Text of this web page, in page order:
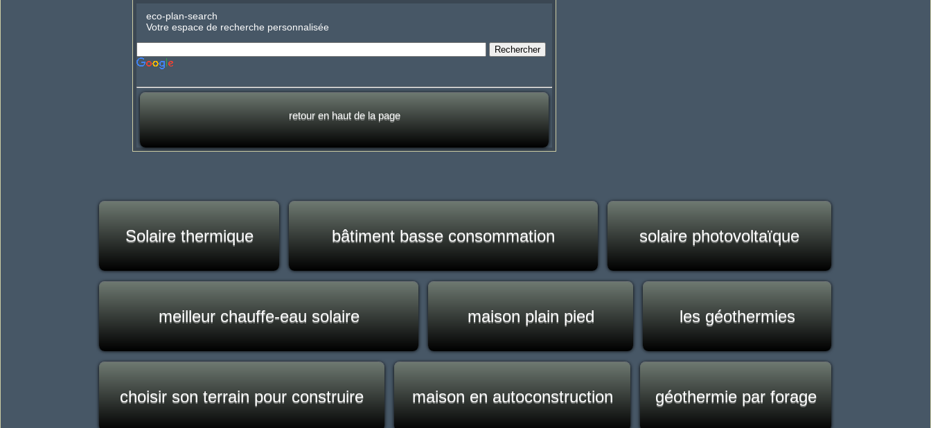
eco-plan-search
Votre espace de recherche personnalisée
retour en haut de la page
Solaire thermique bâtiment basse consommation solaire photovoltaïque
meilleur chauffe-eau solaire maison plain pied les géothermies
choisir son terrain pour construire maison en autoconstruction géothermie par forage